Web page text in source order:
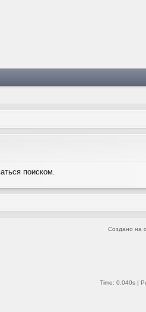
поиском.
Создано на
Time: 0.040s |